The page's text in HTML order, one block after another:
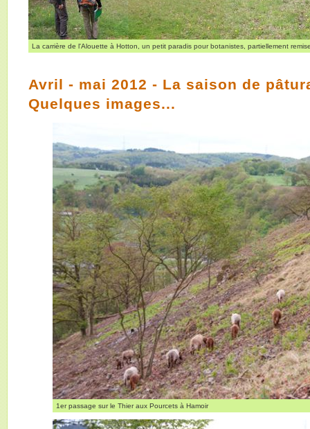
La carrière de l'Alouette à Hotton, un petit paradis pour botanistes, partiellement
Avril - mai 2012 - La saison de
Quelques images...
1er passage sur le Thier aux Pourcets à Hamoir